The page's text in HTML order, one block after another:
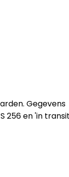
Gegevens
256 en 'in